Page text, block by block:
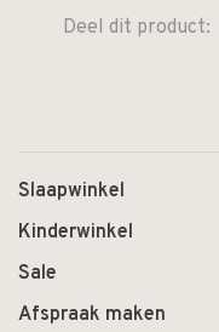
Deel dit product:
Slaapwinkel
Kinderwinkel
Sale
Afspraak maken